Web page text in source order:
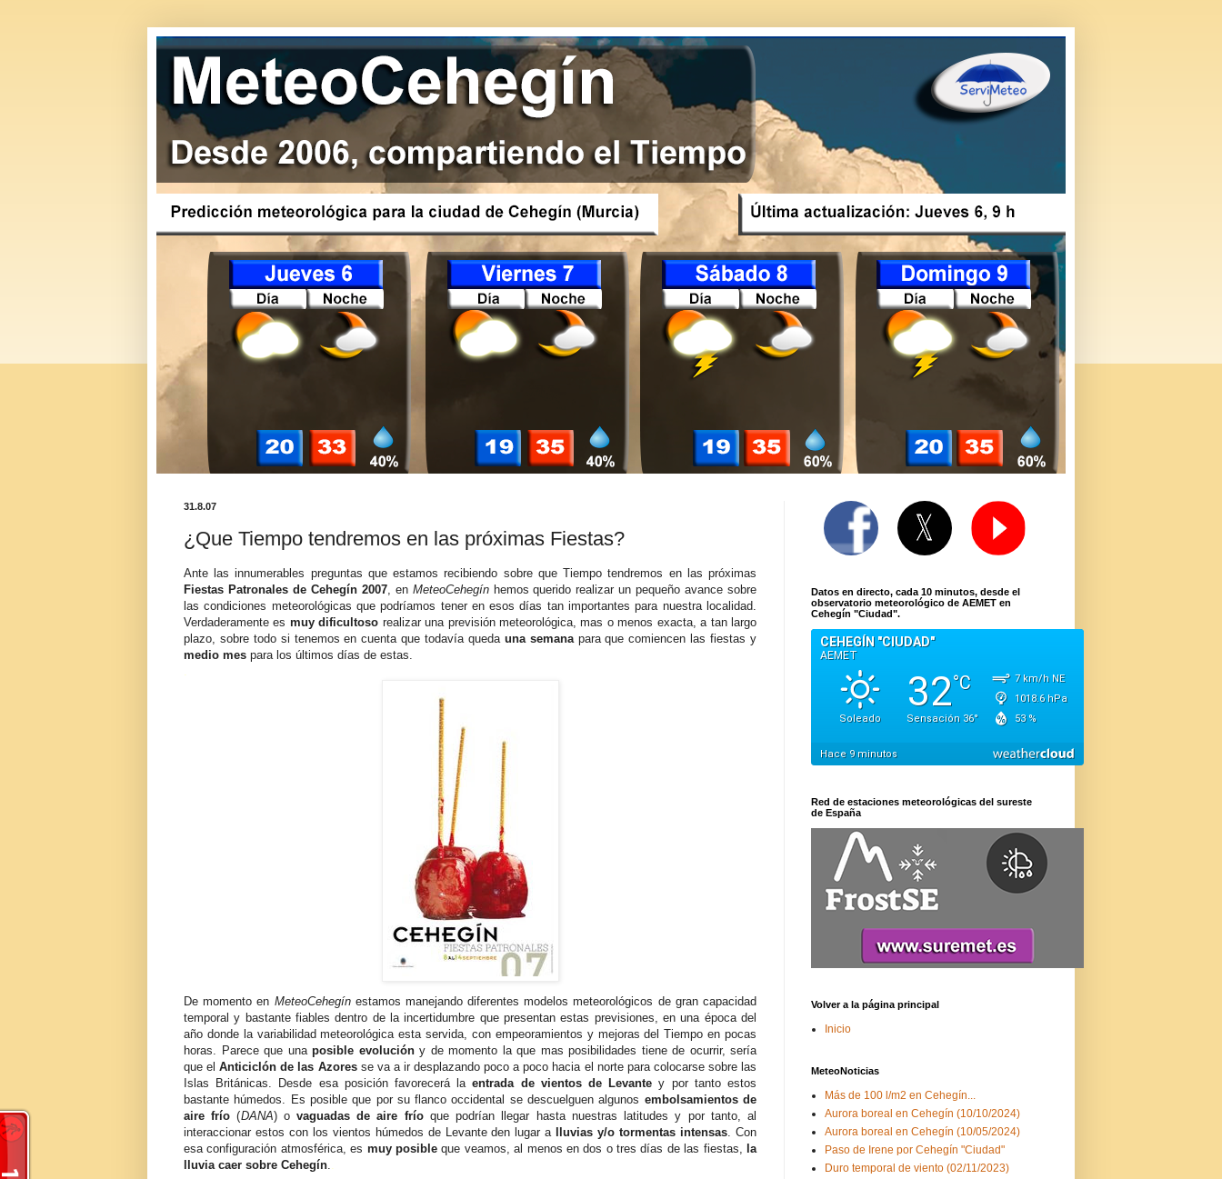
31.8.07
¿Que Tiempo tendremos en las próximas Fiestas?
Ante las innumerables preguntas que estamos recibiendo sobre que Tiempo tendremos en las próximas
Fiestas Patronales de Cehegín2007, en MeteoCehegínhemos querido realizar un pequeño avance sobre
las condiciones meteorológicas que podríamos tener en esos días tan importantes para nuestra localidad.
Verdaderamente es muy dificultoso realizar una previsión meteorológica, mas o menos exacta, a tan largo
plazo, sobre todo si tenemos en cuenta que todavía queda una semanapara que comiencen las fiestas y
medio mes para los últimos días de estas.
De momento en MeteoCehegínestamos manejando diferentes modelos meteorológicos de gran capacidad
temporal y bastante fiables dentro de la incertidumbre que presentan estas previsiones, en una época del
año donde la variabilidad meteorológica esta servida, con empeoramientos y mejoras del Tiempo en pocas
horas. Parece que una posible evolucióny de momento la que mas posibilidades tiene de ocurrir, sería
que elAnticiclón de las Azoresse va a ir desplazando poco a poco hacia el norte para colocarse sobre las
Islas Británicas . Desde esa posición favorecerá la entrada de vientos de Levante y por tanto estos
bastante húmedos. Es posible que por su flanco occidental sedescuelguen algunos embolsamientosde
aire frío (DANA) o vaguadas de aire fríoque podrían llegar hasta nuestras latitudes y por tanto, al
interaccionar estos con los vientos húmedos de Levante den lugar a
lluvias y/o tormentas intensas . Con
esa configuración atmosférica, es muy posibleque veamos, al menos en dos o tres días de las fiestas,
la
lluvia caer sobre Cehegín
Datos en directo, cada 10 minutos, desde el
observatorio meteorológico de AEMET en
Cehegín "Ciudad".
Red de estaciones meteorológicas del sureste
de España
Volver a la página principal
Inicio
MeteoNoticias
Más de 100 l/m2 en Cehegín...
Aurora boreal en Cehegín (10/10/2024)
Aurora boreal en Cehegín (10/05/2024)
Paso de Irene por Cehegín "Ciudad"
Duro temporal de viento (02/11/2023)